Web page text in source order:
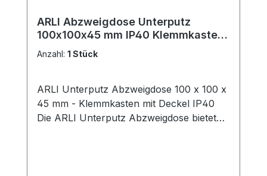
ARLI Abzweigdose Unterputz
100x100x45 mm IP40 Klemmkasten
mit Deckel Elektroinstallationsdose
halogenfrei PS-Material
Anzahl: 1 Stück
ARLI Unterputz Abzweigdose 100 x 100 x
45 mm - Klemmkasten mit Deckel IP40
Die ARLI Unterputz Abzweigdose bietet